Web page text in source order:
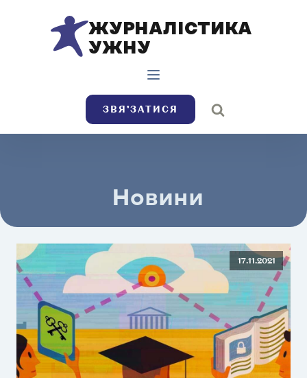
ЖУРНАЛІСТИКА
УЖНУ
ЗВЯ’ЗАТИСЯ
Новини
17.11.2021